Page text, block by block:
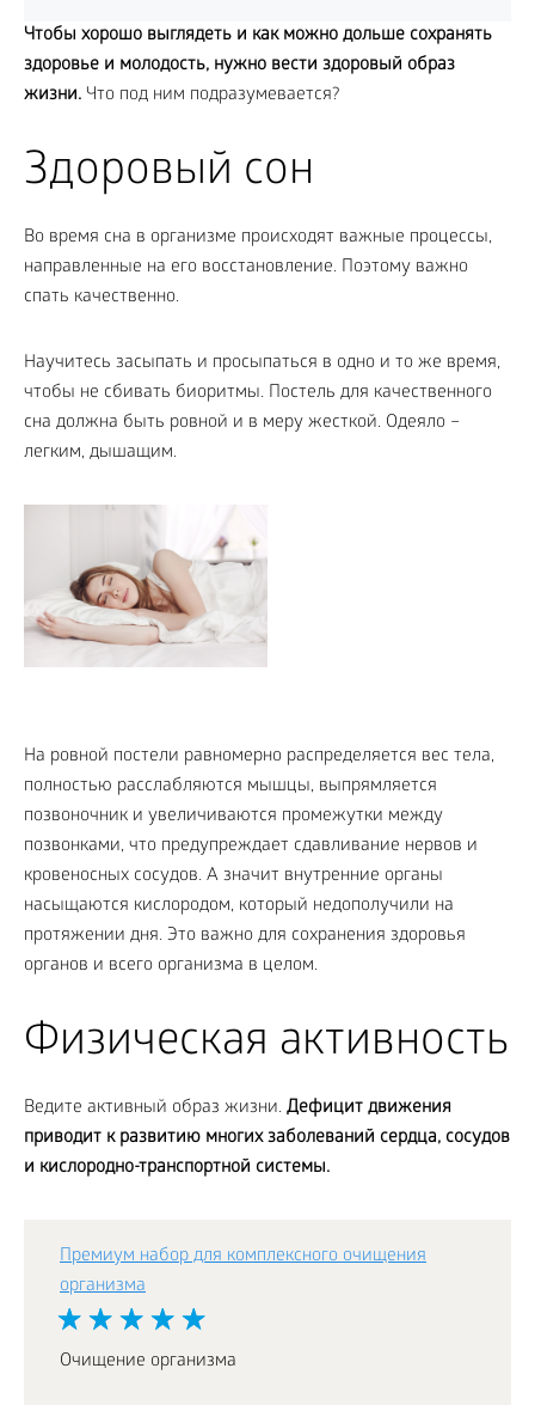
Чтобы хорошо выглядеть и как можно дольше сохранять
здоровье и молодость, нужно вести здоровый образ
жизни. Что под ним подразумевается?
Здоровый сон
Во время сна в организме происходят важные процессы,
направленные на его восстановление. Поэтому важно
спать качественно.
Научитесь засыпать и просыпаться в одно и то же время,
чтобы не сбивать биоритмы. Постель для качественного
сна должна быть ровной и в меру жесткой. Одеяло –
легким, дышащим.
На ровной постели равномерно распределяется вес тела,
полностью расслабляются мышцы, выпрямляется
позвоночник и увеличиваются промежутки между
позвонками, что предупреждает сдавливание нервов и
кровеносных сосудов. А значит внутренние органы
насыщаются кислородом, который недополучили на
протяжении дня. Это важно для сохранения здоровья
органов и всего организма в целом.
Физическая активность
Ведите активный образ жизни. Дефицит движения
приводит к развитию многих заболеваний сердца, сосудов
и кислородно-транспортной системы.
Премиум набор для комплексного очищения
организма
Очищение организма